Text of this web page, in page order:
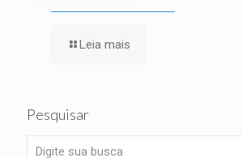
Leia mais
Pesquisar